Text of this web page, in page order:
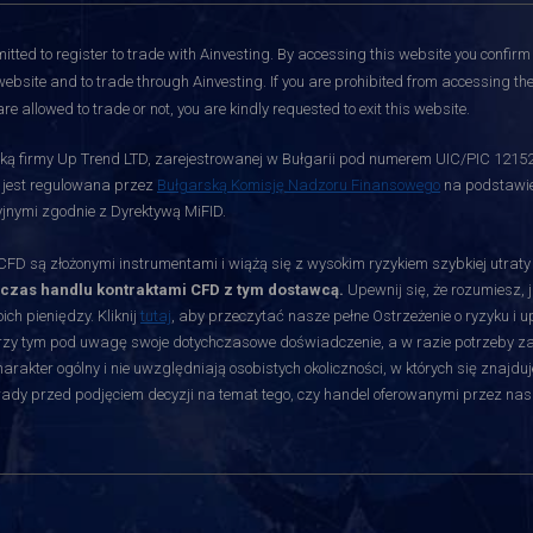
to register to trade with Ainvesting. By accessing this website you
and to trade through Ainvesting. If you are prohibited from accessing
allowed to trade or not, you are kindly requested to exit this website.
firmy Up Trend LTD, zarejestrowanej w Bułgarii pod numerem UIC/PIC
regulowana przez Bułgarską Komisję Nadzoru Finansowego na
zgodnie z Dyrektywą MiFID.
CFD są złożonymi instrumentami i wiążą się z wysokim ryzykiem szybkiej
handlu kontraktami CFD z tym dostawcą. Upewnij się, że rozumiesz,
pieniędzy. Kliknij tutaj, aby przeczytać nasze pełne Ostrzeżenie o ryzyku
tym pod uwagę swoje dotychczasowe doświadczenie, a w razie potrzeby
ogólny i nie uwzględniają osobistych okoliczności, w których się
przed podjęciem decyzji na temat tego, czy handel oferowanymi przez